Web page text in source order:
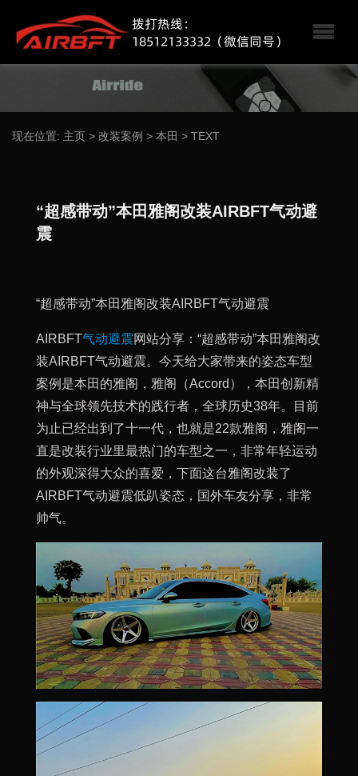
现在位置: 主页 > 改装案例 > 本田 > TEXT
“超感带动”本田雅阁改装AIRBFT气动避
震
“超感带动”本田雅阁改装AIRBFT气动避震
AIRBFT气动避震网站分享：“超感带动”本田雅阁改
装AIRBFT气动避震。今天给大家带来的姿态车型
案例是本田的雅阁，雅阁（Accord），本田创新精
神与全球领先技术的践行者，全球历史38年。目前
为止已经出到了十一代，也就是22款雅阁，雅阁一
直是改装行业里最热门的车型之一，非常年轻运动
的外观深得大众的喜爱，下面这台雅阁改装了
AIRBFT气动避震低趴姿态，国外车友分享，非常
帅气。